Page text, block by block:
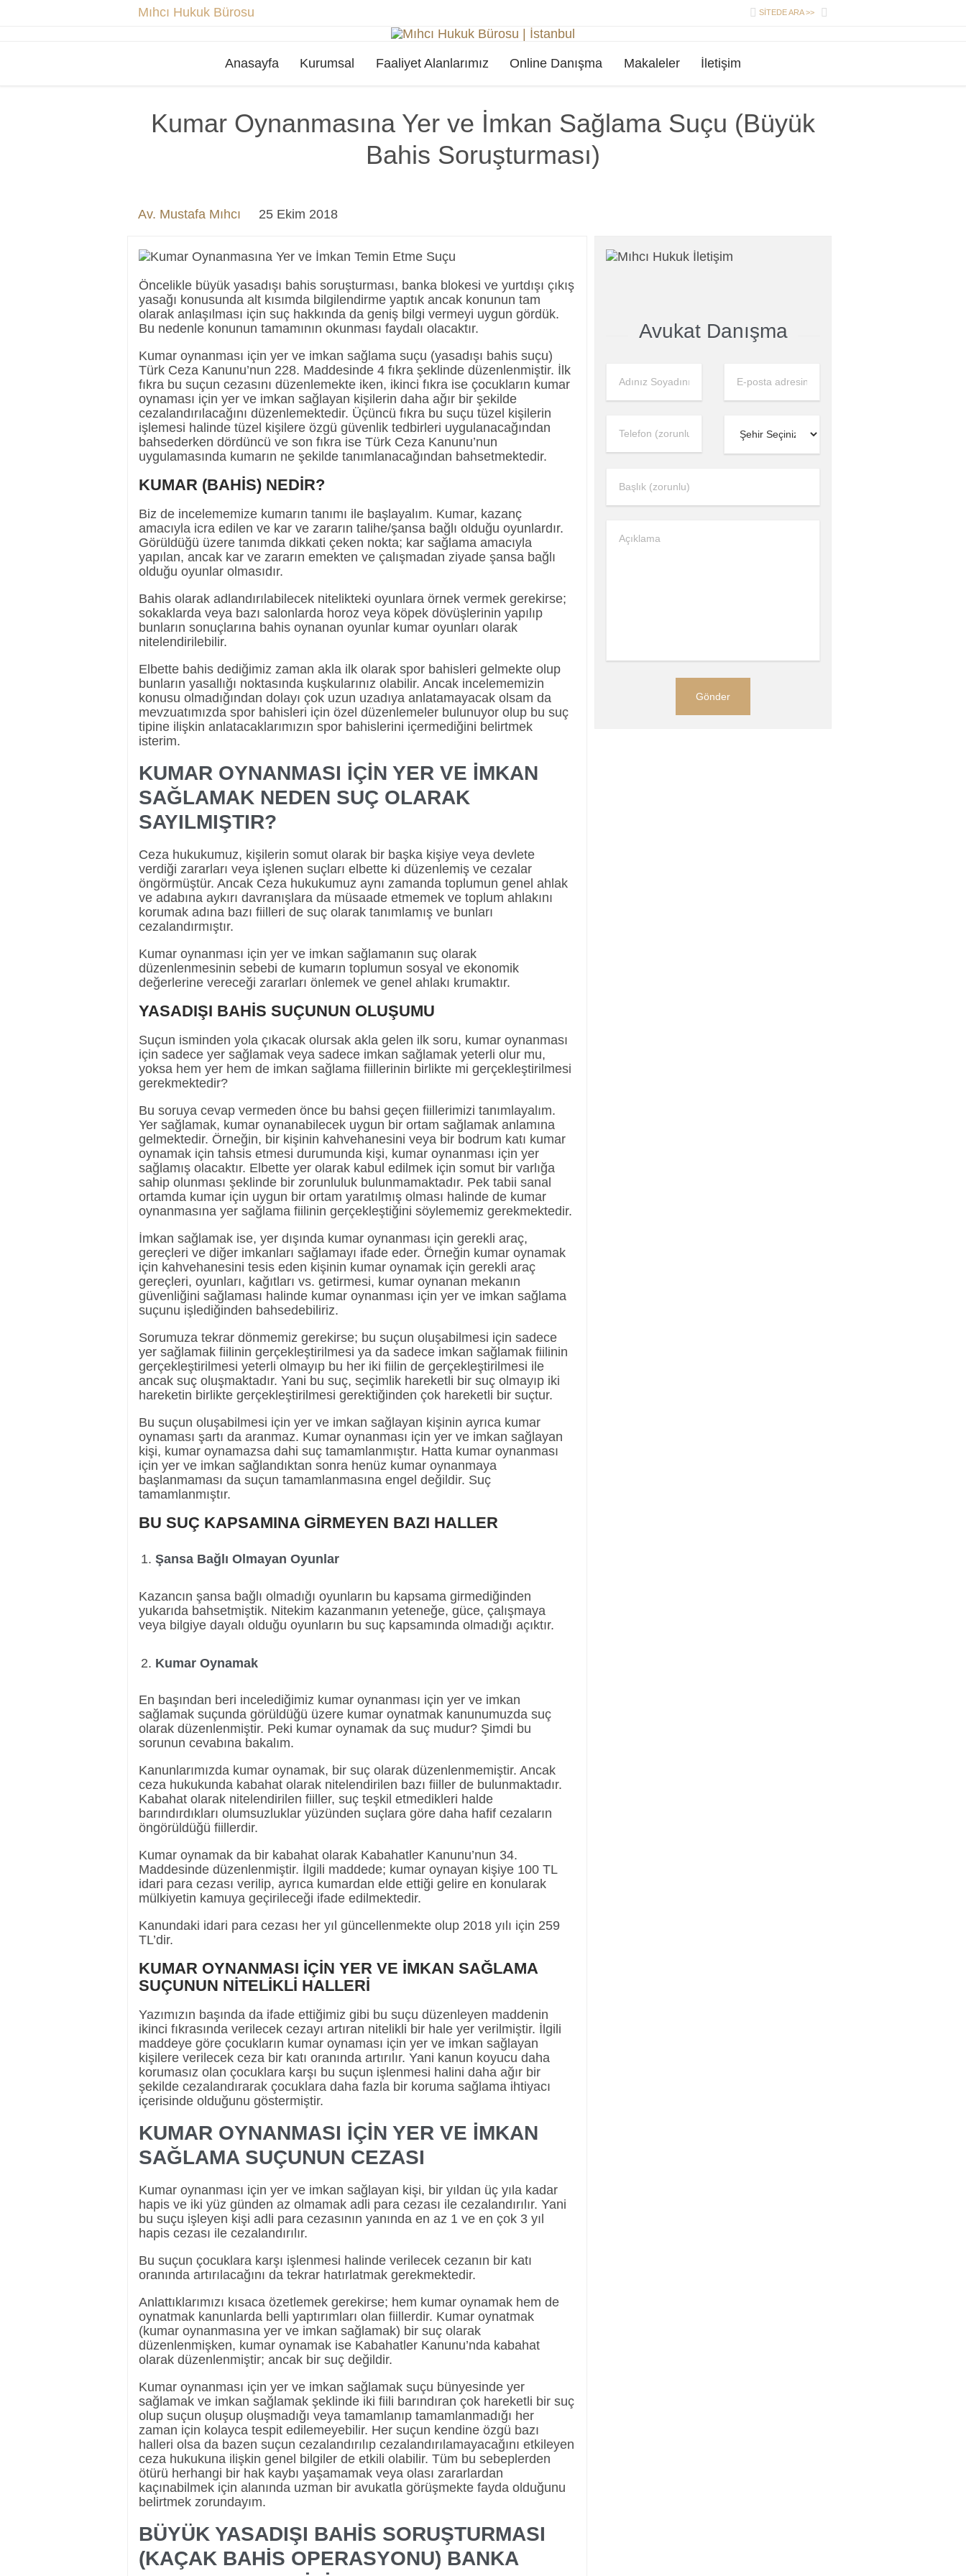
Mıhcı Hukuk Bürosu  SİTEDE ARA >> 
to
Anasayfa Kurumsal Faaliyet Alanlarımız Online Danışma Makaleler İletişim
Kumar Oynanmasına Yer ve İmkan Sağlama Suçu (Büyük
Bahis Soruşturması)
Av. Mustafa Mıhcı 25 Ekim 2018
Öncelikle büyük yasadışı bahis soruşturması, banka blokesi ve yurtdışı çıkış
yasağı konusunda alt kısımda bilgilendirme yaptık ancak konunun tam
olarak anlaşılması için suç hakkında da geniş bilgi vermeyi uygun gördük.
Bu nedenle konunun tamamının okunması faydalı olacaktır.
Kumar oynanması için yer ve imkan sağlama suçu (yasadışı bahis suçu)
Türk Ceza Kanunu’nun 228. Maddesinde 4 fıkra şeklinde düzenlenmiştir. İlk
fıkra bu suçun cezasını düzenlemekte iken, ikinci fıkra ise çocukların kumar
oynaması için yer ve imkan sağlayan kişilerin daha ağır bir şekilde
cezalandırılacağını düzenlemektedir. Üçüncü fıkra bu suçu tüzel kişilerin
işlemesi halinde tüzel kişilere özgü güvenlik tedbirleri uygulanacağından
bahsederken dördüncü ve son fıkra ise Türk Ceza Kanunu’nun
uygulamasında kumarın ne şekilde tanımlanacağından bahsetmektedir.
KUMAR (BAHİS) NEDİR?
Biz de incelememize kumarın tanımı ile başlayalım. Kumar, kazanç
amacıyla icra edilen ve kar ve zararın talihe/şansa bağlı olduğu oyunlardır.
Görüldüğü üzere tanımda dikkati çeken nokta; kar sağlama amacıyla
yapılan, ancak kar ve zararın emekten ve çalışmadan ziyade şansa bağlı
olduğu oyunlar olmasıdır.
Bahis olarak adlandırılabilecek nitelikteki oyunlara örnek vermek gerekirse;
sokaklarda veya bazı salonlarda horoz veya köpek dövüşlerinin yapılıp
bunların sonuçlarına bahis oynanan oyunlar kumar oyunları olarak
nitelendirilebilir.
Elbette bahis dediğimiz zaman akla ilk olarak spor bahisleri gelmekte olup
bunların yasallığı noktasında kuşkularınız olabilir. Ancak incelememizin
konusu olmadığından dolayı çok uzun uzadıya anlatamayacak olsam da
mevzuatımızda spor bahisleri için özel düzenlemeler bulunuyor olup bu suç
tipine ilişkin anlatacaklarımızın spor bahislerini içermediğini belirtmek
isterim.
KUMAR OYNANMASI İÇİN YER VE İMKAN
SAĞLAMAK NEDEN SUÇ OLARAK
SAYILMIŞTIR?
Ceza hukukumuz, kişilerin somut olarak bir başka kişiye veya devlete
verdiği zararları veya işlenen suçları elbette ki düzenlemiş ve cezalar
öngörmüştür. Ancak Ceza hukukumuz aynı zamanda toplumun genel ahlak
ve adabına aykırı davranışlara da müsaade etmemek ve toplum ahlakını
korumak adına bazı fiilleri de suç olarak tanımlamış ve bunları
cezalandırmıştır.
Kumar oynanması için yer ve imkan sağlamanın suç olarak
düzenlenmesinin sebebi de kumarın toplumun sosyal ve ekonomik
değerlerine vereceği zararları önlemek ve genel ahlakı krumaktır.
YASADIŞI BAHİS SUÇUNUN OLUŞUMU
Suçun isminden yola çıkacak olursak akla gelen ilk soru, kumar oynanması
için sadece yer sağlamak veya sadece imkan sağlamak yeterli olur mu,
yoksa hem yer hem de imkan sağlama fiillerinin birlikte mi gerçekleştirilmesi
gerekmektedir?
Bu soruya cevap vermeden önce bu bahsi geçen fiillerimizi tanımlayalım.
Yer sağlamak, kumar oynanabilecek uygun bir ortam sağlamak anlamına
gelmektedir. Örneğin, bir kişinin kahvehanesini veya bir bodrum katı kumar
oynamak için tahsis etmesi durumunda kişi, kumar oynanması için yer
sağlamış olacaktır. Elbette yer olarak kabul edilmek için somut bir varlığa
sahip olunması şeklinde bir zorunluluk bulunmamaktadır. Pek tabii sanal
ortamda kumar için uygun bir ortam yaratılmış olması halinde de kumar
oynanmasına yer sağlama fiilinin gerçekleştiğini söylememiz gerekmektedir.
İmkan sağlamak ise, yer dışında kumar oynanması için gerekli araç,
gereçleri ve diğer imkanları sağlamayı ifade eder. Örneğin kumar oynamak
için kahvehanesini tesis eden kişinin kumar oynamak için gerekli araç
gereçleri, oyunları, kağıtları vs. getirmesi, kumar oynanan mekanın
güvenliğini sağlaması halinde kumar oynanması için yer ve imkan sağlama
suçunu işlediğinden bahsedebiliriz.
Sorumuza tekrar dönmemiz gerekirse; bu suçun oluşabilmesi için sadece
yer sağlamak fiilinin gerçekleştirilmesi ya da sadece imkan sağlamak fiilinin
gerçekleştirilmesi yeterli olmayıp bu her iki fiilin de gerçekleştirilmesi ile
ancak suç oluşmaktadır. Yani bu suç, seçimlik hareketli bir suç olmayıp iki
hareketin birlikte gerçekleştirilmesi gerektiğinden çok hareketli bir suçtur.
Bu suçun oluşabilmesi için yer ve imkan sağlayan kişinin ayrıca kumar
oynaması şartı da aranmaz. Kumar oynanması için yer ve imkan sağlayan
kişi, kumar oynamazsa dahi suç tamamlanmıştır. Hatta kumar oynanması
için yer ve imkan sağlandıktan sonra henüz kumar oynanmaya
başlanmaması da suçun tamamlanmasına engel değildir. Suç
tamamlanmıştır.
BU SUÇ KAPSAMINA GİRMEYEN BAZI HALLER
Şansa Bağlı Olmayan Oyunlar
Kazancın şansa bağlı olmadığı oyunların bu kapsama girmediğinden
yukarıda bahsetmiştik. Nitekim kazanmanın yeteneğe, güce, çalışmaya
veya bilgiye dayalı olduğu oyunların bu suç kapsamında olmadığı açıktır.
Kumar Oynamak
En başından beri incelediğimiz kumar oynanması için yer ve imkan
sağlamak suçunda görüldüğü üzere kumar oynatmak kanunumuzda suç
olarak düzenlenmiştir. Peki kumar oynamak da suç mudur? Şimdi bu
sorunun cevabına bakalım.
Kanunlarımızda kumar oynamak, bir suç olarak düzenlenmemiştir. Ancak
ceza hukukunda kabahat olarak nitelendirilen bazı fiiller de bulunmaktadır.
Kabahat olarak nitelendirilen fiiller, suç teşkil etmedikleri halde
barındırdıkları olumsuzluklar yüzünden suçlara göre daha hafif cezaların
öngörüldüğü fiillerdir.
Kumar oynamak da bir kabahat olarak Kabahatler Kanunu’nun 34.
Maddesinde düzenlenmiştir. İlgili maddede; kumar oynayan kişiye 100 TL
idari para cezası verilip, ayrıca kumardan elde ettiği gelire en konularak
mülkiyetin kamuya geçirileceği ifade edilmektedir.
Kanundaki idari para cezası her yıl güncellenmekte olup 2018 yılı için 259
TL’dir.
KUMAR OYNANMASI İÇİN YER VE İMKAN SAĞLAMA
SUÇUNUN NİTELİKLİ HALLERİ
Yazımızın başında da ifade ettiğimiz gibi bu suçu düzenleyen maddenin
ikinci fıkrasında verilecek cezayı artıran nitelikli bir hale yer verilmiştir. İlgili
maddeye göre çocukların kumar oynaması için yer ve imkan sağlayan
kişilere verilecek ceza bir katı oranında artırılır. Yani kanun koyucu daha
korumasız olan çocuklara karşı bu suçun işlenmesi halini daha ağır bir
şekilde cezalandırarak çocuklara daha fazla bir koruma sağlama ihtiyacı
içerisinde olduğunu göstermiştir.
KUMAR OYNANMASI İÇİN YER VE İMKAN
SAĞLAMA SUÇUNUN CEZASI
Kumar oynanması için yer ve imkan sağlayan kişi, bir yıldan üç yıla kadar
hapis ve iki yüz günden az olmamak adli para cezası ile cezalandırılır. Yani
bu suçu işleyen kişi adli para cezasının yanında en az 1 ve en çok 3 yıl
hapis cezası ile cezalandırılır.
Bu suçun çocuklara karşı işlenmesi halinde verilecek cezanın bir katı
oranında artırılacağını da tekrar hatırlatmak gerekmektedir.
Anlattıklarımızı kısaca özetlemek gerekirse; hem kumar oynamak hem de
oynatmak kanunlarda belli yaptırımları olan fiillerdir. Kumar oynatmak
(kumar oynanmasına yer ve imkan sağlamak) bir suç olarak
düzenlenmişken, kumar oynamak ise Kabahatler Kanunu’nda kabahat
olarak düzenlenmiştir; ancak bir suç değildir.
Kumar oynanması için yer ve imkan sağlamak suçu bünyesinde yer
sağlamak ve imkan sağlamak şeklinde iki fiili barındıran çok hareketli bir suç
olup suçun oluşup oluşmadığı veya tamamlanıp tamamlanmadığı her
zaman için kolayca tespit edilemeyebilir. Her suçun kendine özgü bazı
halleri olsa da bazen suçun cezalandırılıp cezalandırılamayacağını etkileyen
ceza hukukuna ilişkin genel bilgiler de etkili olabilir. Tüm bu sebeplerden
ötürü herhangi bir hak kaybı yaşamamak veya olası zararlardan
kaçınabilmek için alanında uzman bir avukatla görüşmekte fayda olduğunu
belirtmek zorundayım.
BÜYÜK YASADIŞI BAHİS SORUŞTURMASI
(KAÇAK BAHİS OPERASYONU) BANKA
Avukat Danışma